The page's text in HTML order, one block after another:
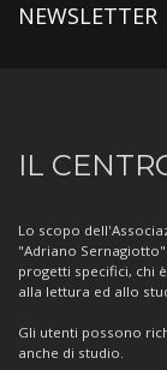
NEWSLETTER
sul
Centro
IL
Lo scopo
"Adriano
progetti specifici, chi
alla lettura ed allo
Gli utenti possono
anche di studio.